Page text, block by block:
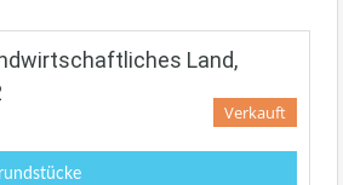
Land,
Verkauft